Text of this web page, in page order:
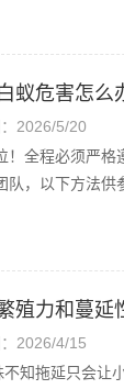
蚁危害怎么
：2026/5/20
全程必须严格
，以下方法供
殖力和蔓延
2026/4/15
不知拖延只会